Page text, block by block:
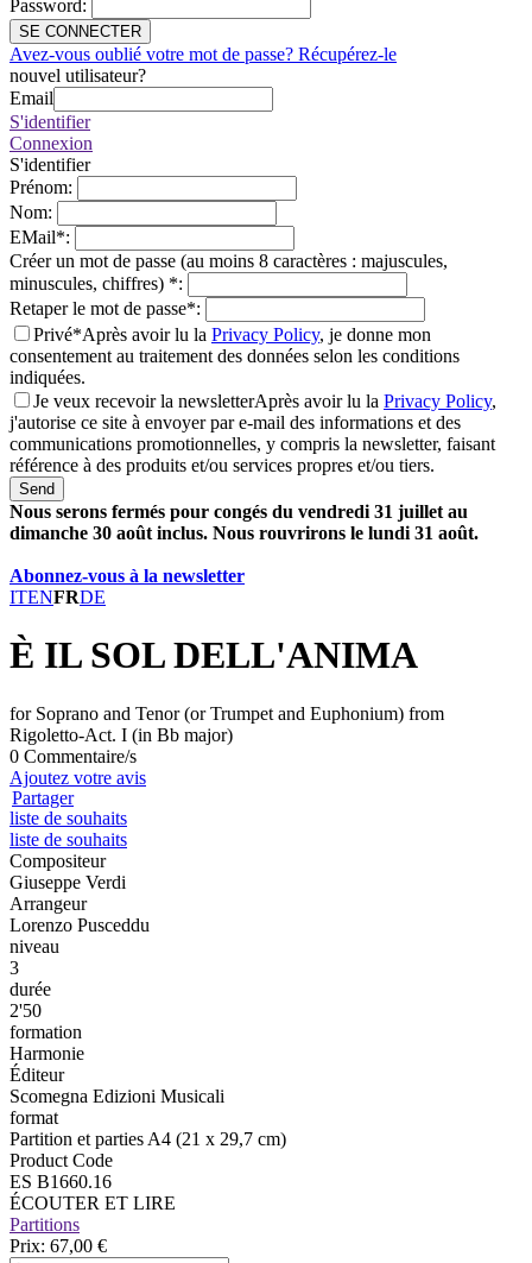
Password:
SE CONNECTER
Avez-vous oublié votre mot de passe? Récupérez-le
nouvel utilisateur?
Email
S'identifier
Connexion
S'identifier
Prénom:
Nom:
EMail*:
Créer un mot de passe (au moins 8 caractères : majuscules,
minuscules, chiffres) *:
Retaper le mot de passe*:
Privé*Après avoir lu la Privacy Policy, je donne mon
consentement au traitement des données selon les conditions
indiquées.
Je veux recevoir la newsletterAprès avoir lu la Privacy Policy,
j'autorise ce site à envoyer par e-mail des informations et des
communications promotionnelles, y compris la newsletter, faisant
référence à des produits et/ou services propres et/ou tiers.
Send
Nous serons fermés pour congés du vendredi 31 juillet au
dimanche 30 août inclus. Nous rouvrirons le lundi 31 août.
Abonnez-vous à la newsletter
ITENFRDE
È IL SOL DELL'ANIMA
for Soprano and Tenor (or Trumpet and Euphonium) from
Rigoletto-Act. I (in Bb major)
0 Commentaire/s
Ajoutez votre avis
Partager
liste de souhaits
liste de souhaits
Compositeur
Giuseppe Verdi
Arrangeur
Lorenzo Pusceddu
niveau
3
durée
2'50
formation
Harmonie
Éditeur
Scomegna Edizioni Musicali
format
Partition et parties A4 (21 x 29,7 cm)
Product Code
ES B1660.16
ÉCOUTER ET LIRE
Partitions
Prix: 67,00 €